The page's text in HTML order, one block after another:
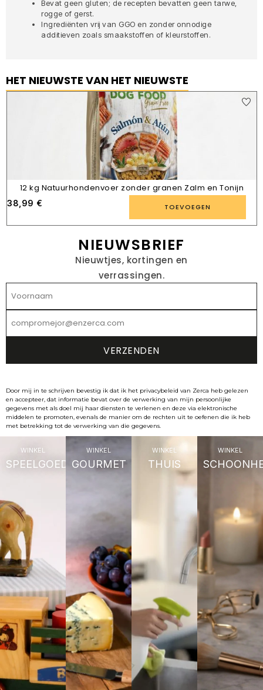
Bevat geen gluten; de recepten bevatten geen tarwe,
rogge of gerst.
Ingrediënten vrij van GGO en zonder onnodige
additieven zoals smaakstoffen of kleurstoffen.
HET NIEUWSTE VAN HET NIEUWSTE
12 kg Natuurhondenvoer zonder granen Zalm en Tonijn
38,99 € TOEVOEGEN
NIEUWSBRIEF
Nieuwtjes, kortingen en
verrassingen.
Door mij in te schrijven bevestig ik dat ik het privacybeleid van Zerca heb gelezen
en accepteer, dat informatie bevat over de verwerking van mijn persoonlijke
gegevens met als doel mij haar diensten te verlenen en deze via elektronische
middelen te promoten, evenals de manier om de rechten uit te oefenen die ik heb
met betrekking tot de verwerking van die gegevens.
WINKEL
SPEELGOED
WINKEL
GOURMET
WINKEL
THUIS
WINKEL